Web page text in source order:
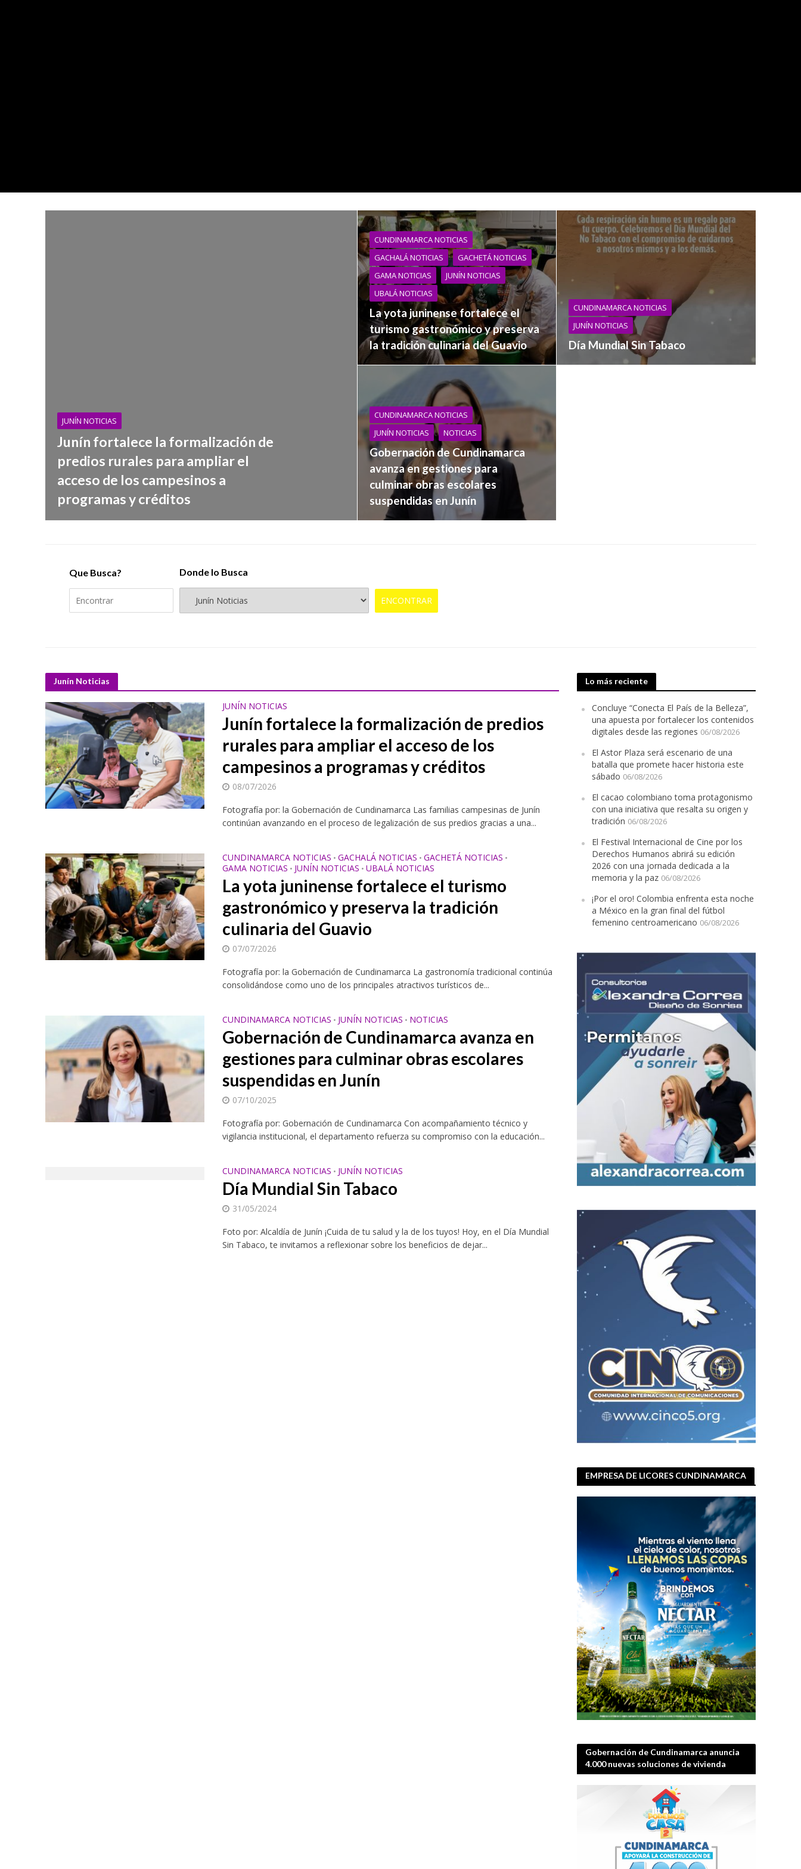
JUNÍN NOTICIAS
Junín fortalece la formalización de
predios rurales para ampliar el
acceso de los campesinos a
programas y créditos
CUNDINAMARCA NOTICIAS
GACHALÁ NOTICIAS
GACHETÁ NOTICIAS
GAMA NOTICIAS
JUNÍN NOTICIAS
UBALÁ NOTICIAS
La yota juninense fortalece el
turismo gastronómico y preserva
la tradición culinaria del Guavio
CUNDINAMARCA NOTICIAS
JUNÍN NOTICIAS
NOTICIAS
Gobernación de Cundinamarca
avanza en gestiones para
culminar obras escolares
suspendidas en Junín
CUNDINAMARCA NOTICIAS
JUNÍN NOTICIAS
Día Mundial Sin Tabaco
Que Busca? Donde lo Busca
Junín Noticias
JUNÍN NOTICIAS
Junín fortalece la formalización de predios
rurales para ampliar el acceso de los
campesinos a programas y créditos
08/07/2026
Fotografía por: la Gobernación de Cundinamarca Las familias campesinas de Junín
continúan avanzando en el proceso de legalización de sus predios gracias a una...
CUNDINAMARCA NOTICIAS • GACHALÁ NOTICIAS • GACHETÁ NOTICIAS •
GAMA NOTICIAS • JUNÍN NOTICIAS • UBALÁ NOTICIAS
La yota juninense fortalece el turismo
gastronómico y preserva la tradición
culinaria del Guavio
07/07/2026
Fotografía por: la Gobernación de Cundinamarca La gastronomía tradicional continúa
consolidándose como uno de los principales atractivos turísticos de...
CUNDINAMARCA NOTICIAS • JUNÍN NOTICIAS • NOTICIAS
Gobernación de Cundinamarca avanza en
gestiones para culminar obras escolares
suspendidas en Junín
07/10/2025
Fotografía por: Gobernación de Cundinamarca Con acompañamiento técnico y
vigilancia institucional, el departamento refuerza su compromiso con la educación...
CUNDINAMARCA NOTICIAS • JUNÍN NOTICIAS
Día Mundial Sin Tabaco
31/05/2024
Foto por: Alcaldía de Junín ¡Cuida de tu salud y la de los tuyos! Hoy, en el Día Mundial
Sin Tabaco, te invitamos a reflexionar sobre los beneficios de dejar...
Lo más reciente
Concluye “Conecta El País de la Belleza”,
una apuesta por fortalecer los contenidos
digitales desde las regiones 06/08/2026
El Astor Plaza será escenario de una
batalla que promete hacer historia este
sábado 06/08/2026
El cacao colombiano toma protagonismo
con una iniciativa que resalta su origen y
tradición 06/08/2026
El Festival Internacional de Cine por los
Derechos Humanos abrirá su edición
2026 con una jornada dedicada a la
memoria y la paz 06/08/2026
¡Por el oro! Colombia enfrenta esta noche
a México en la gran final del fútbol
femenino centroamericano 06/08/2026
EMPRESA DE LICORES CUNDINAMARCA
Gobernación de Cundinamarca anuncia
4.000 nuevas soluciones de vivienda